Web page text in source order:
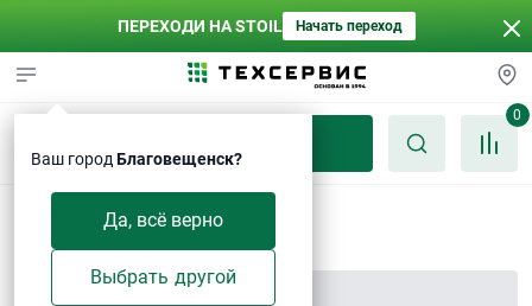
ПЕРЕХОДИ НА STOIL Начать переход
Ваш город Благовещенск?
Да, всё верно
Выбрать другой
0
Прокладка